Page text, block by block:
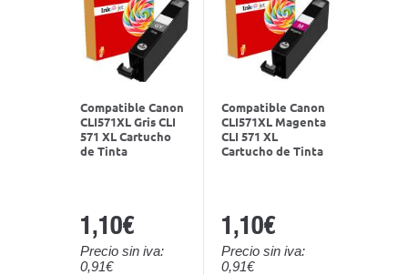
Compatible Canon
CLI571XL Gris CLI
571 XL Cartucho
de Tinta
1,10€
Precio sin iva:
0,91€
Compatible Canon
CLI571XL Magenta
CLI 571 XL
Cartucho de Tinta
1,10€
Precio sin iva:
0,91€